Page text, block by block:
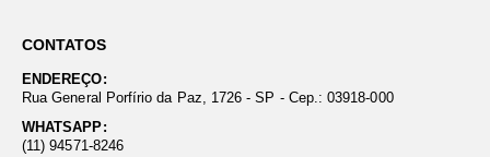
CONTATOS
ENDEREÇO:
Rua General Porfírio da Paz, 1726 - SP - Cep.: 03918-000
WHATSAPP:
(11) 94571-8246